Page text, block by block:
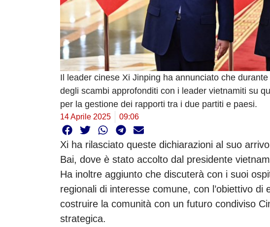
Il leader cinese Xi Jinping ha annunciato che
degli scambi approfonditi con i leader vietnamiti su
per la gestione dei rapporti tra i due partiti e paesi.
14 Aprile 2025 09:06
Xi ha rilasciato queste dichiarazioni al suo
Bai, dove è stato accolto dal presidente
Ha inoltre aggiunto che discuterà con i suoi
regionali di interesse comune, con l’obiettivo di
costruire la comunità con un futuro condiviso
strategica.